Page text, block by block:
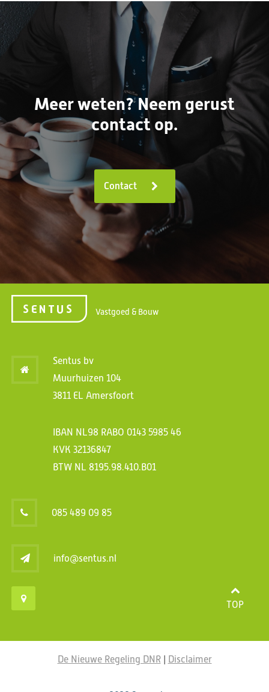
Meer weten? Neem gerust
contact op.
Contact
Vastgoed & Bouw
Sentus bv
Muurhuizen 104
3811 EL Amersfoort
IBAN NL98 RABO 0143 5985 46
KVK 32136847
BTW NL 8195.98.410.B01
085 489 09 85
info@sentus.nl
TOP
De Nieuwe Regeling DNR| Disclaimer